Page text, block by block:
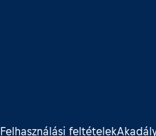
Felhasználási feltételek